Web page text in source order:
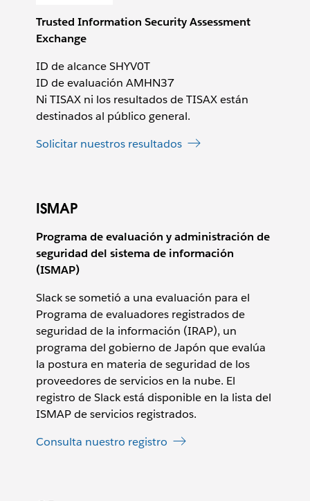
Trusted Information Security Assessment
Exchange
ID de alcance SHYV0T
ID de evaluación AMHN37
Ni TISAX ni los resultados de TISAX están
destinados al público general.
Solicitar nuestros resultados
ISMAP
Programa de evaluación y administración de
seguridad del sistema de información
(ISMAP)
Slack se sometió a una evaluación para el
Programa de evaluadores registrados de
seguridad de la información (IRAP), un
programa del gobierno de Japón que evalúa
la postura en materia de seguridad de los
proveedores de servicios en la nube. El
registro de Slack está disponible en la lista del
ISMAP de servicios registrados.
Consulta nuestro registro